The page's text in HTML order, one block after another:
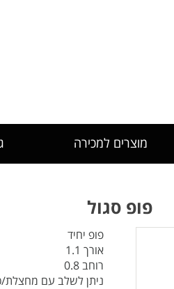
מוצרים למכירה
פופ סגול
פופ יחיד
אורך 1.1
רוחב 0.8
ניתן לשלב עם מחצלת/